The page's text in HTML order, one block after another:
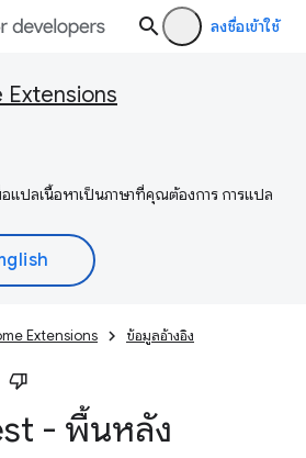
ลงชื่อเข้าใช้
Extensions
อแปลเนื้อหาเป็นภาษาที่คุณต้องการ การแปล
Extensions ข้อมูลอ้างอิง
- พื้นหลัง